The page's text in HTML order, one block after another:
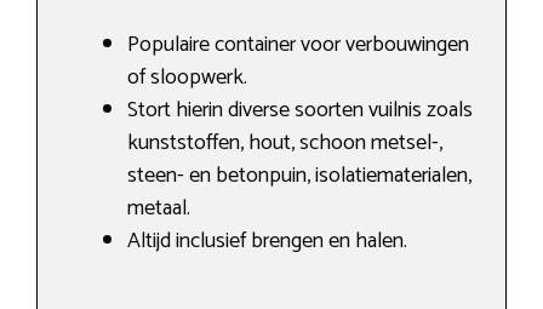
Populaire container voor verbouwingen
of sloopwerk.
Stort hierin diverse soorten vuilnis zoals
kunststoffen, hout, schoon metsel-,
steen- en betonpuin, isolatiematerialen,
metaal.
Altijd inclusief brengen en halen.